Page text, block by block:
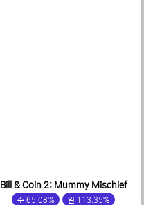
Bill & Coin 2: Mummy Mischief
주 65.08% 일 113.35%